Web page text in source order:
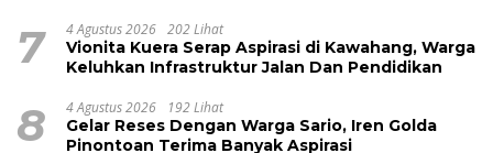
7 4 Agustus 2026 202 Lihat
Vionita Kuera Serap Aspirasi di Kawahang, Warga
Keluhkan Infrastruktur Jalan Dan Pendidikan
8 4 Agustus 2026 192 Lihat
Gelar Reses Dengan Warga Sario, Iren Golda
Pinontoan Terima Banyak Aspirasi